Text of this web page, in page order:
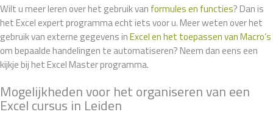
Wilt u meer leren over het gebruik van formules en functies? Dan is
het Excel expert programma echt iets voor u. Meer weten over het
gebruik van externe gegevens inExcel en het toepassen van Macro’s
om bepaalde handelingen te automatiseren? Neem dan eens een
kijkje bij het Excel Master programma.
Mogelijkheden voor het organiseren van een
Excel cursus in Leiden